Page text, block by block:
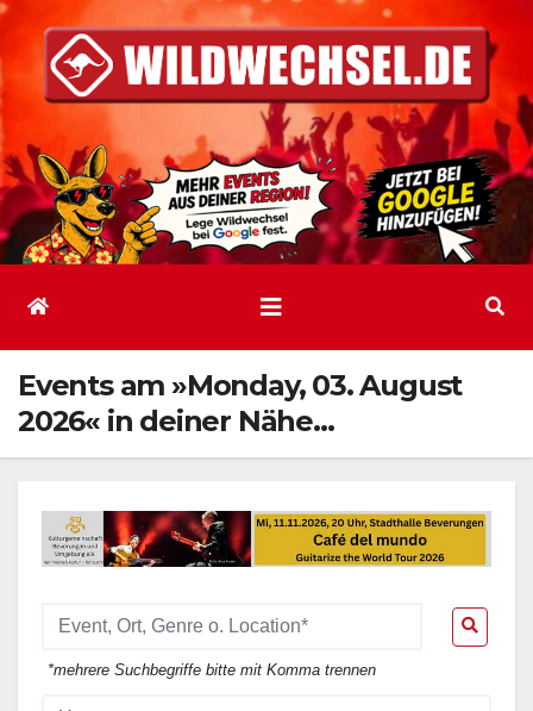
Inhalt
springen
Events am »Monday, 03. August
2026« in deiner Nähe…
*mehrere Suchbegriffe bitte mit Komma trennen